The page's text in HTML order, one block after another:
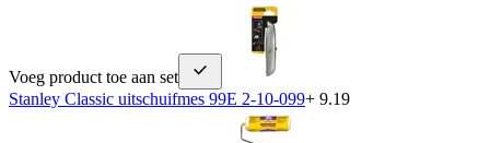
Voeg product toe aan set
Stanley Classic uitschuifmes 99E 2-10-099+ 9.19